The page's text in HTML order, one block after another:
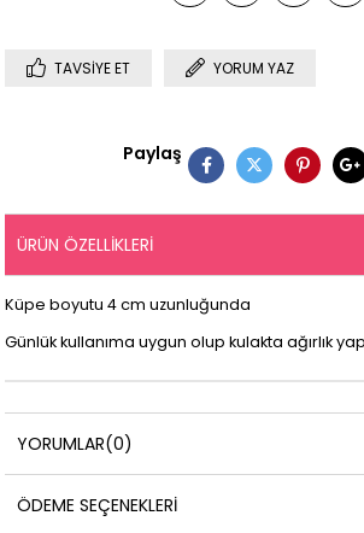
TAVSIYE ET YORUM YAZ
Paylaş
ÜRÜN ÖZELLIKLERI
Küpe boyutu 4 cm uzunluğunda
Günlük kullanıma uygun olup kulakta ağırlık
YORUMLAR(0)
ÖDEME SEÇENEKLERI